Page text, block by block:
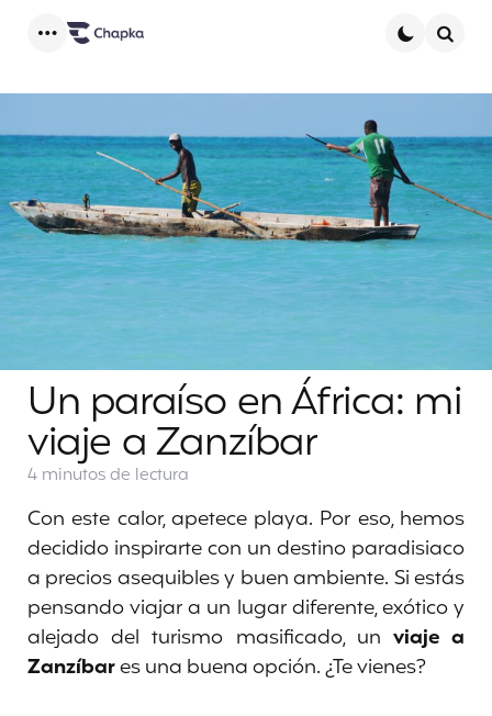
Un paraíso en África: mi
viaje a Zanzíbar
4 minutosde lectura
Con este calor, apetece playa. Por eso, hemos
decidido inspirarte con un destino paradisiaco
a precios asequibles y buen ambiente. Si estás
pensando viajar a un lugar diferente, exótico y
alejado del turismo masificado, un viaje a
Zanzíbares una buena opción. ¿Te vienes?